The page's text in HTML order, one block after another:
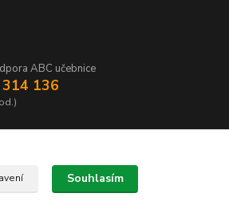
ABC učebnice
136
Souhlasím